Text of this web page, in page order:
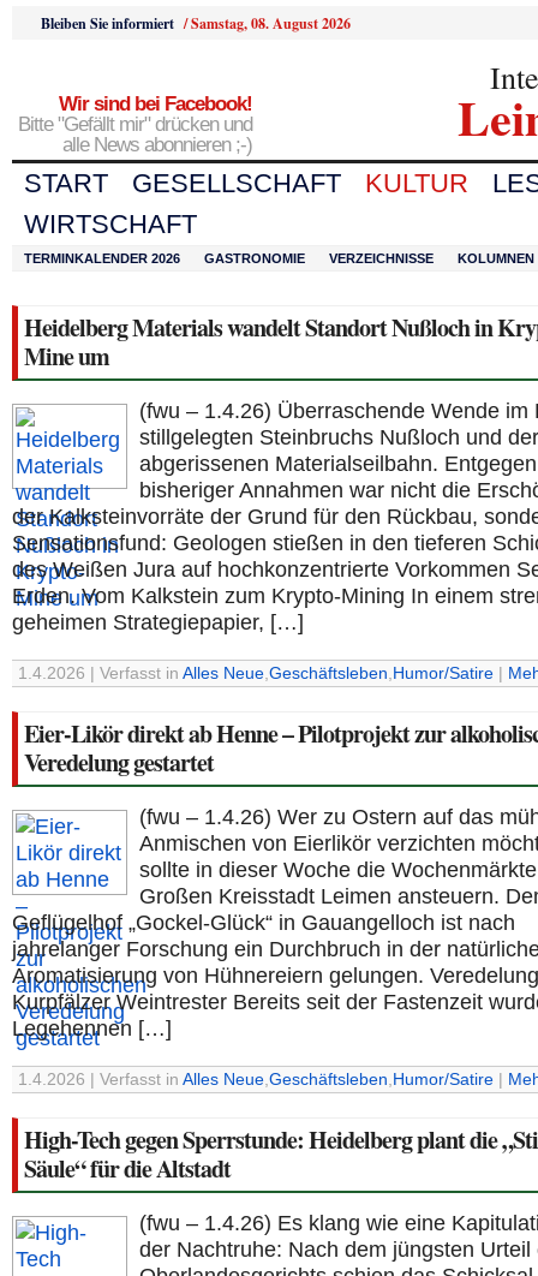
Bleiben Sie informiert /Samstag, 08. August 2026
Wir sind bei Facebook!
Bitte "Gefällt mir" drücken und
alle News abonnieren ;-)
START GESELLSCHAFT KULTUR
WIRTSCHAFT
TERMINKALENDER 2026 GASTRONOMIE VERZEICHNISSE KOLUMNEN
Heidelberg Materials wandelt Standort Nußloch in
Mine um
(fwu – 1.4.26) Überraschende Wende im
stillgelegten Steinbruchs Nußloch und der
abgerissenen Materialseilbahn. Entgegen
bisheriger Annahmen war nicht die
der Kalksteinvorräte der Grund für den Rückbau,
Sensationsfund: Geologen stießen in den tieferen
des Weißen Jura auf hochkonzentrierte Vorkommen
Erden. Vom Kalkstein zum Krypto-Mining In einem
geheimen Strategiepapier, […]
1.4.2026 | Verfasst in Alles Neue,Geschäftsleben, Humor/Satire
Eier-Likör direkt ab Henne – Pilotprojekt zur
Veredelung gestartet
(fwu – 1.4.26) Wer zu Ostern auf das
Anmischen von Eierlikör verzichten
sollte in dieser Woche die
Großen Kreisstadt Leimen ansteuern.
Geflügelhof „Gockel-Glück“ in Gauangelloch ist nach
jahrelanger Forschung ein Durchbruch in der
Aromatisierung von Hühnereiern gelungen.
Kurpfälzer Weintrester Bereits seit der Fastenzeit
Legehennen […]
1.4.2026 | Verfasst in Alles Neue,Geschäftsleben, Humor/Satire
High-Tech gegen Sperrstunde: Heidelberg plant die
Säule“ für die Altstadt
(fwu – 1.4.26) Es klang wie eine
der Nachtruhe: Nach dem jüngsten Urteil